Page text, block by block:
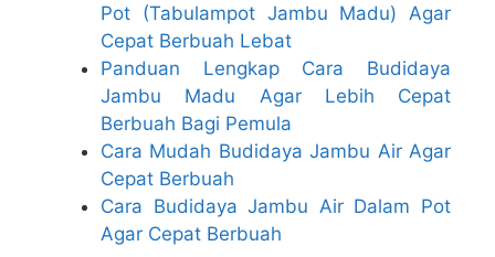
Pot (Tabulampot Jambu Madu) Agar
Cepat Berbuah Lebat
Panduan Lengkap Cara Budidaya
Jambu Madu Agar Lebih Cepat
Berbuah Bagi Pemula
Cara Mudah Budidaya Jambu Air Agar
Cepat Berbuah
Cara Budidaya Jambu Air Dalam Pot
Agar Cepat Berbuah